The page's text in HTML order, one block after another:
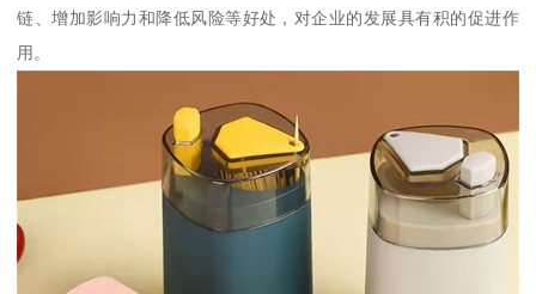
链、增加影响力和降低风险等好处，对企业的发展具有积的促进作
用。